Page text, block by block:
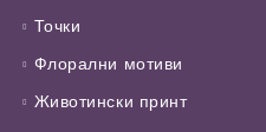
Точки
Флорални мотиви
Животински принт